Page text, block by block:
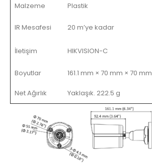
Malzeme Plastik
IR Mesafesi 20 m’ye kadar
İletişim HIKVISION-C
Boyutlar 161.1 mm × 70 mm × 70 mm
Net Ağırlık Yaklaşık. 222.5 g